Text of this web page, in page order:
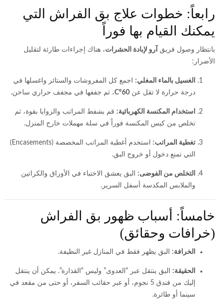
رابعاً: خطوات علاج بق الفراش التي
يمكنك القيام بها فوراً
بانتظار وصول فريق آرو لإبادة الحشرات، هناك إجراءات طارئة لتقليل
الأضرار:
الغسيل بالماء المغلي: اجمع كل المفروشات والستائر واغسلها في
درجة حرارة لا تقل عن 60°C ، ثم جففها في مجفف حراري ساخن.
استخدام المكنسة الكهربائية: قم بشفط المراتب والزوايا بقوة، ثم
تخلص من كيس المكنسة فوراً في سلة مهملات خارج المنزل.
تغطية المراتب:
استخدم أغطية المراتب المخصصة (Encasements)
التي تمنع دخول أو خروج البق.
التخلص من الفوضى: البق يعشق الاختباء في الأوراق والكراتين
والملابس المكدسة أسفل السرير.
خامساً: أسباب ظهور بق الفراش
(خرافات وحقائق)
الخرافة: البق يظهر فقط في المنازل غير النظيفة.
الحقيقة: البق ينتقل عبر “العدوى” وليس “القذارة”. يمكن أن ينتقل
إليك من فندق 5 نجوم، أو عبر حقائب السفر، أو حتى من مقعد في
سينما أو طائرة.